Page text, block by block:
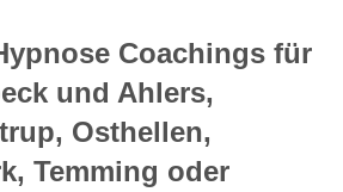
Coachings für
und Ahlers,
Osthellen,
Temming oder